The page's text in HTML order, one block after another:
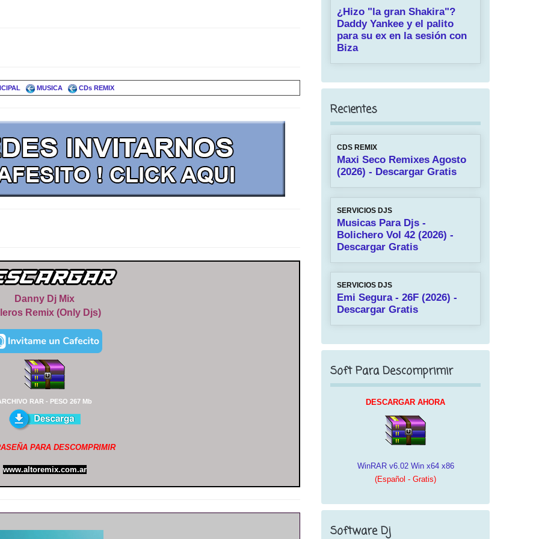
MUSICA CDs REMIX
Danny Dj Mix
Remix (Only Djs)
RAR - PESO 267 Mb
PARA DESCOMPRIMIR
www.altoremix.com.ar
¿Hizo "la gran Shakira"?
Daddy Yankee y el palito
para su ex en la sesión con
Biza
Recientes
CDS REMIX
Maxi Seco Remixes Agosto
(2026) - Descargar Gratis
SERVICIOS DJS
Musicas Para Djs -
Bolichero Vol 42 (2026) -
Descargar Gratis
SERVICIOS DJS
Emi Segura - 26F (2026) -
Descargar Gratis
Soft Para Descomprimir
DESCARGAR AHORA
WinRAR v6.02 Win x64 x86
(Español - Gratis)
Software Dj